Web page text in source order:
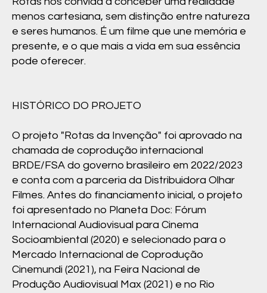
menos cartesiana, sem distinção entre natureza
e seres humanos. É um filme que une memória e
presente, e o que mais a vida em sua essência
pode oferecer.
HISTÓRICO DO PROJETO
O projeto "Rotas da Invenção" foi aprovado na
chamada de coprodução internacional
BRDE/FSA do governo brasileiro em 2022/2023
e conta com a parceria da Distribuidora Olhar
Filmes. Antes do financiamento inicial, o projeto
foi apresentado no Planeta Doc: Fórum
Internacional Audiovisual para Cinema
Socioambiental (2020) e selecionado para o
Mercado Internacional de Coprodução
Cinemundi (2021), na Feira Nacional de
Produção Audiovisual Max (2021) e no Rio